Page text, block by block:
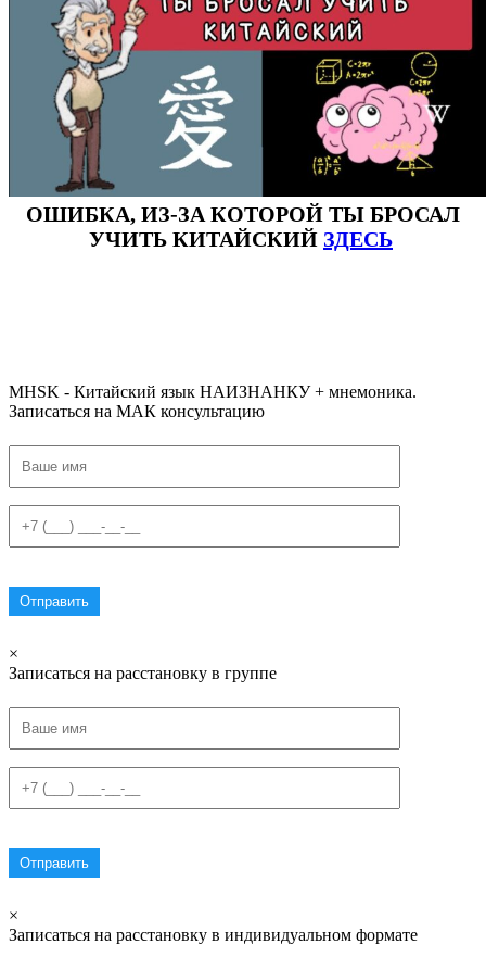
ОШИБКА, ИЗ-ЗА КОТОРОЙ ТЫ БРОСАЛ
УЧИТЬ КИТАЙСКИЙ ЗДЕСЬ
MHSK - Китайский язык НАИЗНАНКУ + мнемоника.
Записаться на МАК консультацию
×
Записаться на расстановку в группе
×
Записаться на расстановку в индивидуальном формате